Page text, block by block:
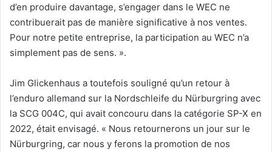
d’en produire davantage, s’engager dans le WEC ne
contribuerait pas de manière significative à nos ventes.
Pour notre petite entreprise, la participation au WEC n’a
simplement pas de sens. ».
Jim Glickenhaus a toutefois souligné qu’un retour à
l’enduro allemand sur la Nordschleife du Nürburgring avec
la SCG 004C, qui avait concouru dans la catégorie SP-X en
2022, était envisagé. « Nous retournerons un jour sur le
Nürburgring, car nous y ferons la promotion de nos